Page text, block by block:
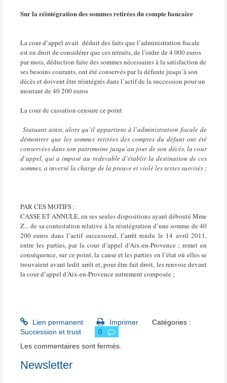
Sur la réintégration des sommes retirées du compte bancaire
La cour d’appel avait déduit des faits que l’administration fiscale
est en droit de considérer que ces retraits, de l’ordre de 4 000 euros
par mois, déduction faite des sommes nécessaires à la satisfaction de
ses besoins courants, ont été conservés par la défunte jusqu’à son
décès et doivent être réintégrés dans l’actif de la succession pour un
montant de 40 200 euros
La cour de cassation censure ce point
Statuant ainsi, alors qu’il appartient à l’administration fiscale de
démontrer que les sommes retirées des comptes du défunt ont été
conservées dans son patrimoine jusqu’au jour de son décès, la cour
d’appel, qui a imposé au redevable d’établir la destination de ces
sommes, a inversé la charge de la preuve et violé les textes susvisés ;
PAR CES MOTIFS :
CASSE ET ANNULE, en ses seules dispositions ayant débouté Mme
Z... de sa contestation relative à la réintégration d’une somme de 40
200 euros dans l’actif successoral, l’arrêt rendu le 14 avril 2011,
entre les parties, par la cour d’appel d’Aix-en-Provence ; remet en
conséquence, sur ce point, la cause et les parties en l’état où elles se
trouvaient avant ledit arrêt et, pour être fait droit, les renvoie devant
la cour d’appel d’Aix-en-Provence autrement composée ;
Lien permanent Imprimer
Catégories :
Succession et trust
0
Les commentaires sont fermés.
Newsletter